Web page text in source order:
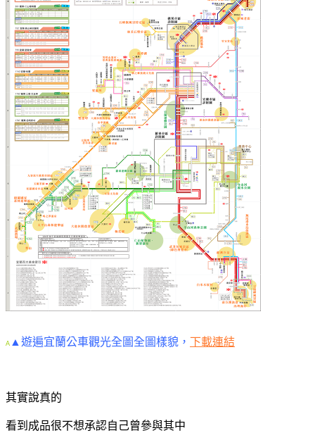
A ▲遊遍宜蘭公車觀光全圖全圖樣貌， 下載連結
其實說真的
看到成品很不想承認自己曾參與其中